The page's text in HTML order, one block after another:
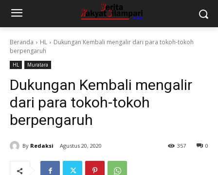
Beranda HL
Dukungan Kembali mengalir dari para tokoh-tokoh
berpengaruh
HL Muratara
Dukungan Kembali mengalir
dari para tokoh-tokoh
berpengaruh
By Redaksi Agustus 20, 2020 0
357